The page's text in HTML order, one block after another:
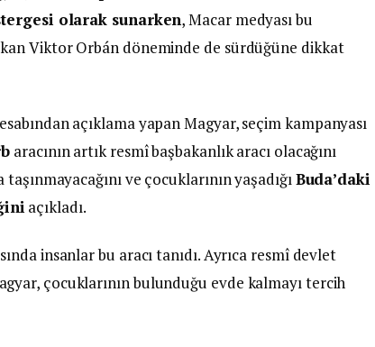
olarak sunarken, Macar medyası bu
Viktor Orbán döneminde de sürdüğüne dikkat
açıklama yapan Magyar, seçim kampanyası
aracının artık resmî başbakanlık aracı olacağını
ve çocuklarının yaşadığıBuda’daki
açıkladı.
insanlar bu aracı tanıdı. Ayrıca resmî devlet
çocuklarının bulunduğu evde kalmayı tercih